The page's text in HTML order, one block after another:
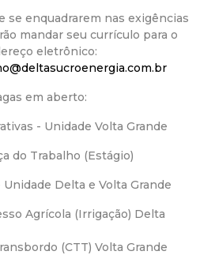
se enquadrarem nas exigências
mandar seu currículo para o
eletrônico:
em aberto:
- Unidade Volta Grande
do Trabalho (Estágio)
Unidade Delta e Volta Grande
Agrícola (Irrigação) Delta
(CTT) Volta Grande